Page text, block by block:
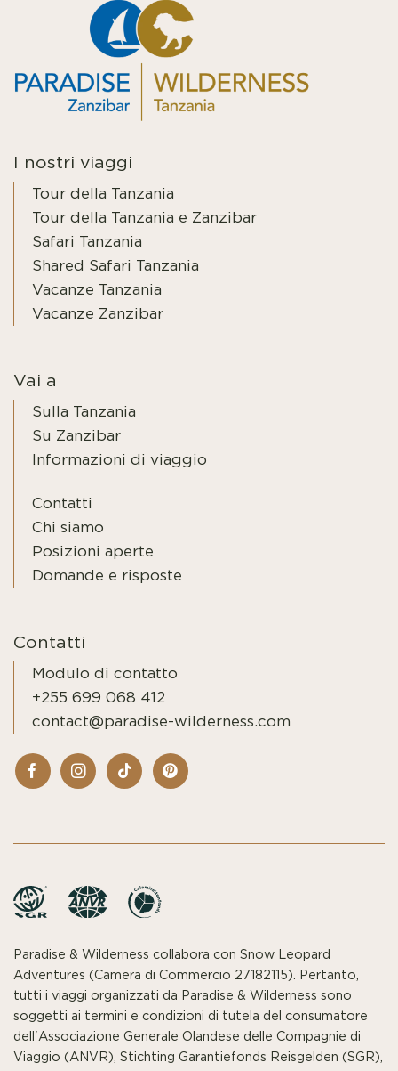
I nostri viaggi
Tour della Tanzania
Tour della Tanzania e Zanzibar
Safari Tanzania
Shared Safari Tanzania
Vacanze Tanzania
Vacanze Zanzibar
Vai a
Sulla Tanzania
Su Zanzibar
Informazioni di viaggio
Contatti
Chi siamo
Posizioni aperte
Domande e risposte
Contatti
Modulo di contatto
+255 699 068 412
contact@paradise-wilderness.com
Paradise & Wilderness collabora con Snow Leopard
Adventures (Camera di Commercio 27182115). Pertanto,
tutti i viaggi organizzati da Paradise & Wilderness sono
soggetti ai termini e condizioni di tutela del consumatore
dell'Associazione Generale Olandese delle Compagnie di
Viaggio (ANVR), Stichting Garantiefonds Reisgelden (SGR),